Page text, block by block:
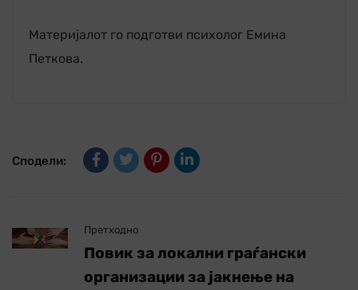
Mатеријалот го подготви психолог Емина
Петкова.
Сподели:
Претходно
Повик за локални граѓански
организации за јакнење на